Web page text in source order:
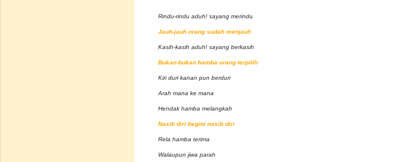
Rindu-rindu aduh! sayang merindu
Jauh-jauh orang sudah menjauh
Kasih-kasih aduh! sayang berkasih
Bukan-bukan hamba orang terpilih
Kiri duri kanan pun berduri
Arah mana ke mana
Hendak hamba melangkah
Nasib diri begini nasib diri
Rela hamba terima
Walaupun jiwa parah